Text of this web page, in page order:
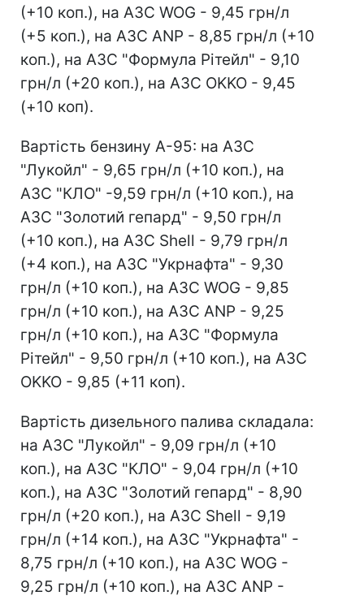
(+10 коп.), на АЗС WOG - 9,45 грн/л
(+5 коп.), на АЗС ANP - 8,85 грн/л (+10
коп.), на АЗС "Формула Рітейл" - 9,10
грн/л (+20 коп.), на АЗС OKKO - 9,45
(+10 коп).
Вартість бензину А-95: на АЗС
"Лукойл" - 9,65 грн/л (+10 коп.), на
АЗС "КЛО" -9,59 грн/л (+10 коп.), на
АЗС "Золотий гепард" - 9,50 грн/л
(+10 коп.), на АЗС Shell - 9,79 грн/л
(+4 коп.), на АЗС "Укрнафта" - 9,30
грн/л (+10 коп.), на АЗС WOG - 9,85
грн/л (+10 коп.), на АЗС ANP - 9,25
грн/л (+10 коп.), на АЗС "Формула
Рітейл" - 9,50 грн/л (+10 коп.), на АЗС
OKKO - 9,85 (+11 коп).
Вартість дизельного палива складала:
на АЗС "Лукойл" - 9,09 грн/л (+10
коп.), на АЗС "КЛО" - 9,04 грн/л (+10
коп.), на АЗС "Золотий гепард" - 8,90
грн/л (+20 коп.), на АЗС Shell - 9,19
грн/л (+14 коп.), на АЗС "Укрнафта" -
8,75 грн/л (+10 коп.), на АЗС WOG -
9,25 грн/л (+10 коп.), на АЗС ANP -